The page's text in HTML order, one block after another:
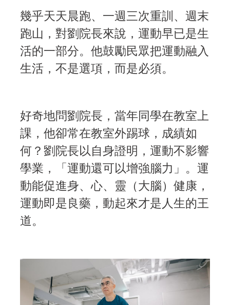
幾乎天天晨跑、一週三次重訓、週末
跑山，對劉院長來說，運動早已是生
活的一部分。他鼓勵民眾把運動融入
生活，不是選項，而是必須。
好奇地問劉院長，當年同學在教室上
課，他卻常在教室外踢球，成績如
何？劉院長以自身證明，運動不影響
學業，「運動還可以增強腦力」。運
動能促進身、心、靈（大腦）健康，
運動即是良藥，動起來才是人生的王
道。